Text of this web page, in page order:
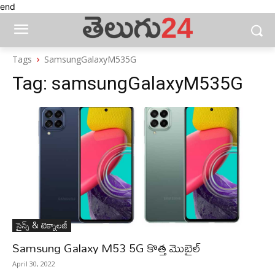
end
Tags SamsungGalaxyM535G
Tag: samsungGalaxyM535G
సైన్స్‌ & టెక్నాలజీ
Samsung Galaxy M53 5G కొత్త మొబైల్‌
April 30, 2022